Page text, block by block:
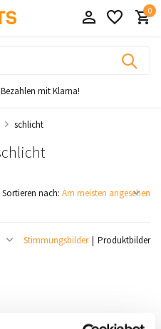
0
Bezahlen mit Klarna!
schlicht
Stimmungsbilder Produktbilder
Sortieren nach: